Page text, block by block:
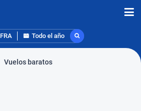
FRA Todo el año
Vuelos baratos